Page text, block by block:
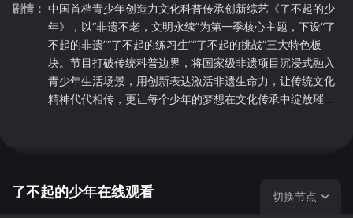
剧情： 中国首档青少年创造力文化科普传承创新综艺《了不起的少
年》，以“非遗不老，文明永续”为第一季核心主题，下设“了
不起的非遗”“了不起的练习生”“了不起的挑战”三大特色板
块。节目打破传统科普边界，将国家级非遗项目沉浸式融入
青少年生活场景，用创新表达激活非遗生命力，让传统文化
精神代代相传，更让每个少年的梦想在文化传承中绽放璀璨
了不起的少年在线观看 切换节点